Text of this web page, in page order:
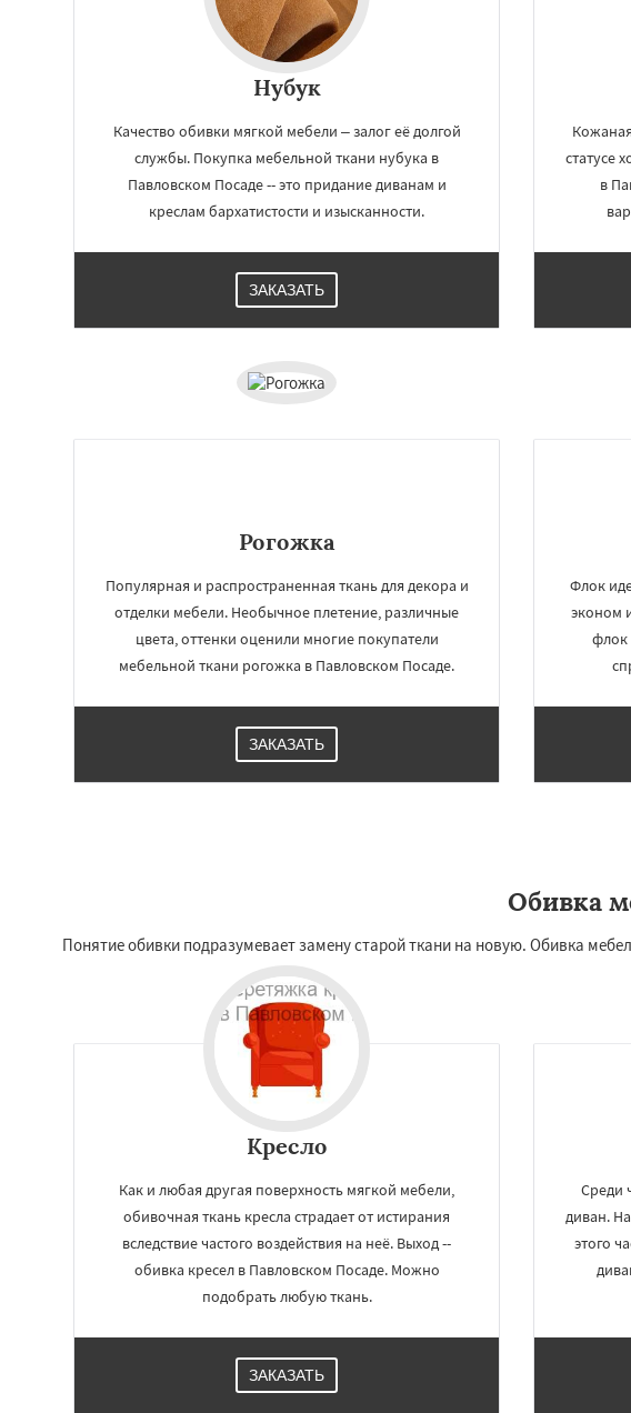
Нубук
Качество обивки мягкой мебели – залог её долгой
службы. Покупка мебельной ткани нубука в
Павловском Посаде -- это придание диванам и
креслам бархатистости и изысканности.
ЗАКАЗАТЬ
статусе
в
Рогожка
Популярная и распространенная ткань для декора и
отделки мебели. Необычное плетение, различные
цвета, оттенки оценили многие покупатели
мебельной ткани рогожка в Павловском Посаде.
ЗАКАЗАТЬ
Флок
эконом
флок
Обивка
Понятие обивки подразумевает замену старой ткани на новую. Обивка
Кресло
Как и любая другая поверхность мягкой мебели,
обивочная ткань кресла страдает от истирания
вследствие частого воздействия на неё. Выход --
обивка кресел в Павловском Посаде. Можно
подобрать любую ткань.
ЗАКАЗАТЬ
Среди
диван.
этого